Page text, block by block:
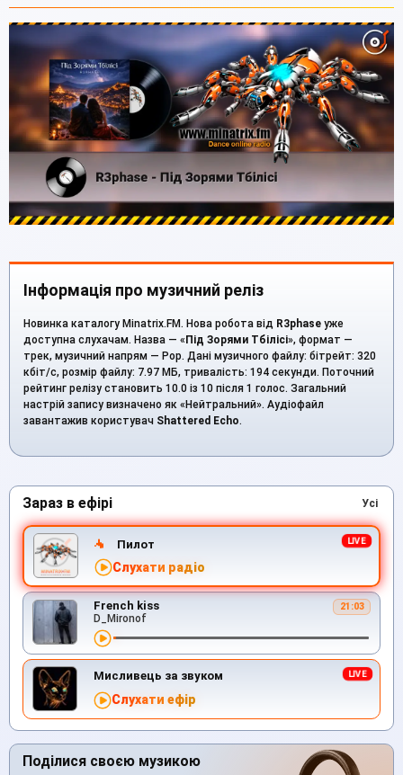
Інформація про музичний реліз
Новинка каталогу Minatrix.FM. Нова робота від R3phase уже
доступна слухачам. Назва — «Під Зорями Тбілісі», формат —
трек, музичний напрям — Pop. Дані музичного файлу: бітрейт: 320
кбіт/с, розмір файлу: 7.97 МБ, тривалість: 194 секунди. Поточний
рейтинг релізу становить 10.0 із 10 після 1 голос. Загальний
настрій запису визначено як «Нейтральний». Аудіофайл
завантажив користувач Shattered Echo.
Зараз в ефірі Усі
Пилот
Слухати радіо
French kiss 21:03
D_Mironof
Мисливець за звуком
Слухати ефір
Поділися своєю музикою